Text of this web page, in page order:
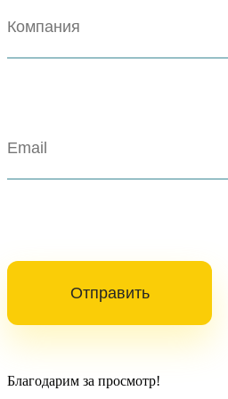
Благодарим за просмотр!